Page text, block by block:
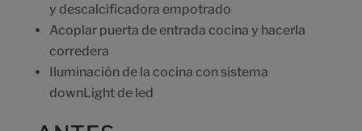
y descalcificadora empotrado
Acoplar puerta de entrada cocina y hacerla
corredera
Iluminación de la cocina con sistema
downLight de led